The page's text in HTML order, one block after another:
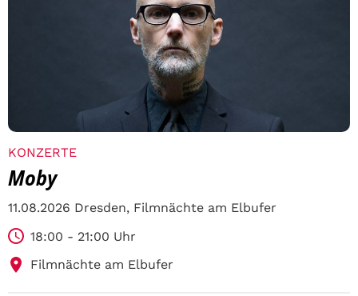
KONZERTE
Moby
11.08.2026 Dresden, Filmnächte am Elbufer
18:00 - 21:00 Uhr
Filmnächte am Elbufer